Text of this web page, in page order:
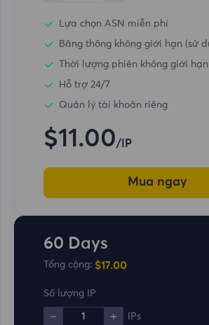
Lựa chọn ASN miễn phí
Băng thông không giới hạn (sử
Thời lượng phiên không giới hạn
Hỗ trợ 24/7
Quản lý tài khoản riêng
$11.00/IP
Mua ngay
60 Days
Tổng cộng: $17.00
Số lượng IP
1 IPs